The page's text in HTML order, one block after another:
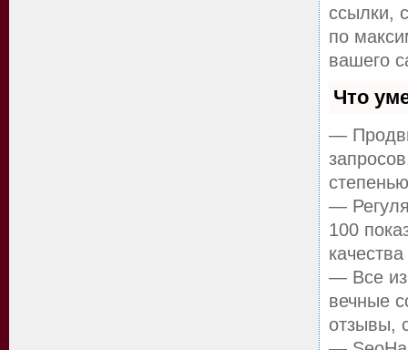
ссылки,
по
вашего
Что
—
—
100
— Все
вечные
отзывы,